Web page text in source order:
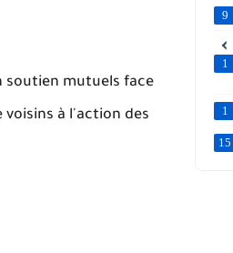
soutien mutuels face
à l'action des
9
1
1
15